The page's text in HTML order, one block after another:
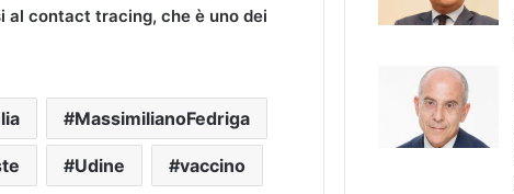
al contact tracing, che è uno dei
MassimilianoFedriga
Udine vaccino